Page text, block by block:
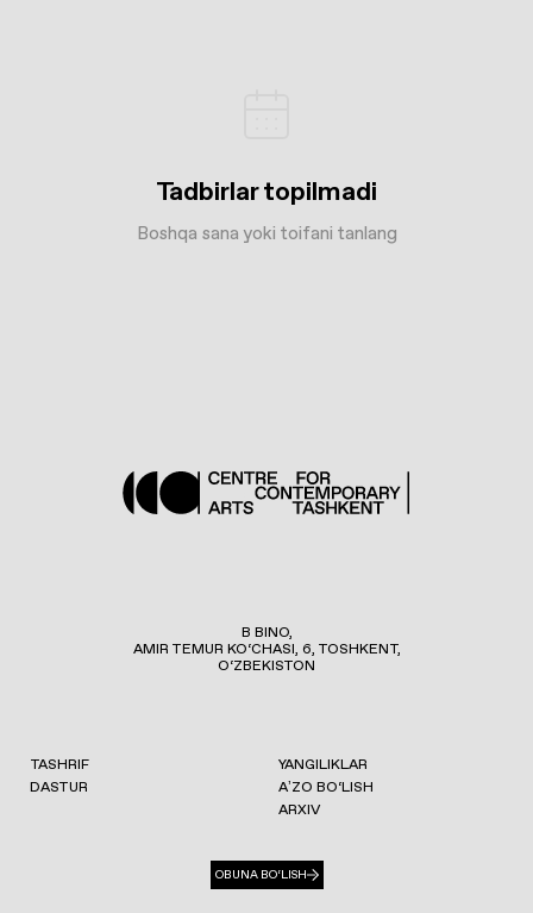
Tadbirlar topilmadi
Boshqa sana yoki toifani tanlang
B BINO,
AMIR TEMUR KO‘CHASI, 6, TOSHKENT,
O‘ZBEKISTON
TASHRIF
DASTUR
YANGILIKLAR
AʼZO BO‘LISH
ARXIV
OBUNA BO‘LISH